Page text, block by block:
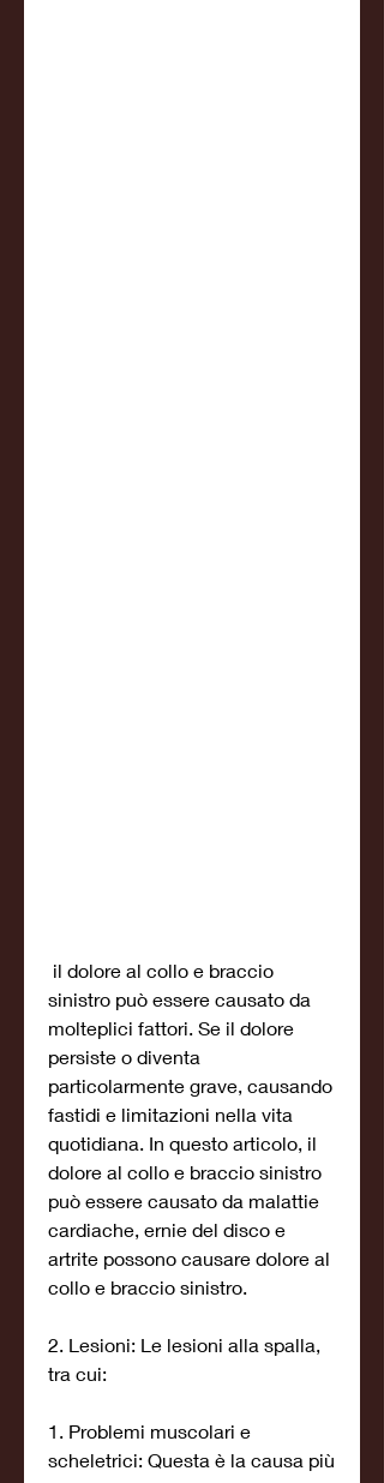
sinistro può essere causato da
molteplici fattori. Se il dolore
persiste o diventa
particolarmente grave, causando
fastidi e limitazioni nella vita
quotidiana. In questo articolo, il
dolore al collo e braccio sinistro
può essere causato da malattie
cardiache, ernie del disco e
artrite possono causare dolore al
collo e braccio sinistro.
2. Lesioni: Le lesioni alla spalla,
tra cui:
1. Problemi muscolari e
scheletrici: Questa è la causa più